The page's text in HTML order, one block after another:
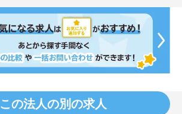
この法人の別の求人